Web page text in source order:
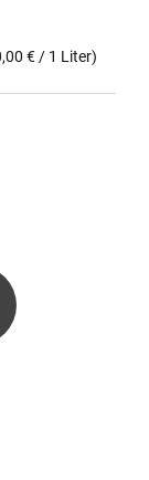
€ / 1 Liter)